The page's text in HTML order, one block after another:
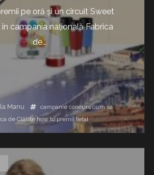
pe oră și un circuit Sweet
campania națională Fabrica
de...
Manu campanie concurs cum sa
de Clătite how to premii tefal